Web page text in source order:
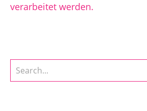
verarbeitet werden.